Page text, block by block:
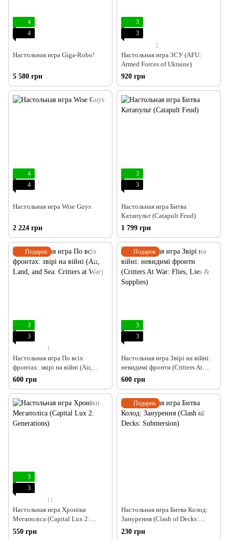
4
4
Настольная игра Giga-Robo!
5 580 грн
3
3
2
Настольная игра ЗСУ (AFU:
Armed Forces of Ukraine)
920 грн
4
4
Настольная игра Wise Guys
2 224 грн
3
3
Настольная игра Битва
Катапульт (Catapult Feud)
1 799 грн
Подарок
3
3
1
Настольная игра По всіх
фронтах: звірі на війні (Air,
Land, and Sea: Critters at War)
600 грн
Подарок
3
3
Настольная игра Звірі на війні:
невидимі фронти (Critters At
War: Flies, Lies & Supplies)
600 грн
3
3
11
Настольная игра Хроніки
Мегаполіса (Capital Lux 2:
Generations)
550 грн
Подарок
Настольная игра Битва Колод:
Занурення (Clash of Decks:
Submersion)
230 грн